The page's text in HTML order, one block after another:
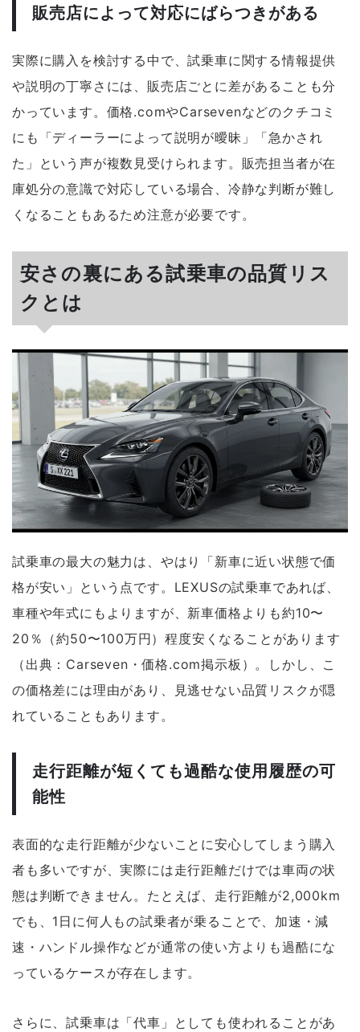
販売店によって対応にばらつきがある
実際に購入を検討する中で、試乗車に関する情報提供
や説明の丁寧さには、販売店ごとに差があることも分
かっています。価格.comやCarsevenなどのクチコミ
にも「ディーラーによって説明が曖昧」「急かされ
た」という声が複数見受けられます。販売担当者が在
庫処分の意識で対応している場合、冷静な判断が難し
くなることもあるため注意が必要です。
安さの裏にある試乗車の品質リス
クとは
試乗車の最大の魅力は、やはり「新車に近い状態で価
格が安い」という点です。LEXUSの試乗車であれば、
車種や年式にもよりますが、新車価格よりも約10〜
20％（約50〜100万円）程度安くなることがあります
（出典：Carseven・価格.com掲示板）。しかし、こ
の価格差には理由があり、見逃せない品質リスクが隠
れていることもあります。
走行距離が短くても過酷な使用履歴の可
能性
表面的な走行距離が少ないことに安心してしまう購入
者も多いですが、実際には走行距離だけでは車両の状
態は判断できません。たとえば、走行距離が2,000km
でも、1日に何人もの試乗者が乗ることで、加速・減
速・ハンドル操作などが通常の使い方よりも過酷にな
っているケースが存在します。
さらに、試乗車は「代車」としても使われることがあ